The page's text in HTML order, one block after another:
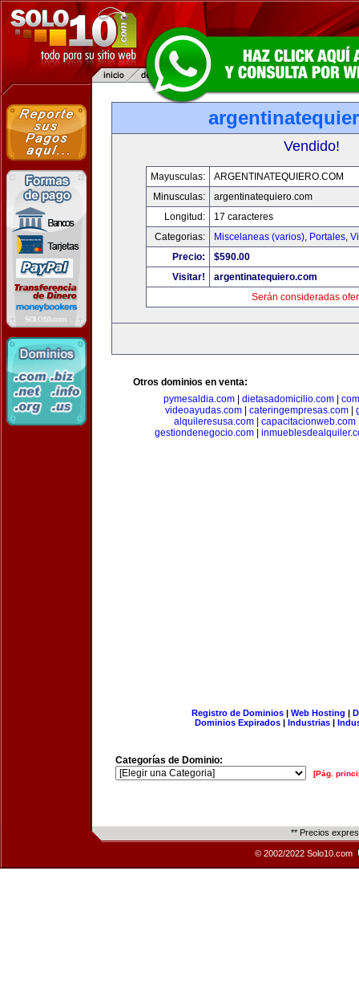
Vendido!
Mayusculas:
ARGENTINATEQUIERO.COM
Minusculas:
argentinatequiero.com
Longitud:
17 caracteres
Categorias:
Miscelaneas (varios), Portales,
Precio:
$590.00
Visitar!
argentinatequiero.com
Serán consideradas
Otros dominios en venta:
pymesaldia.com| dietasadomicilio.com|
videoayudas.com| cateringempresas.com|
alquileresusa.com
capacitacionweb.com
gestiondenegocio.com|
Registro de Dominios| Web Hosting |
Dominios Expirados | Industrias |
Categorías de Dominio:
[Pág.
** Precios
© 2002/2022 Solo10.com